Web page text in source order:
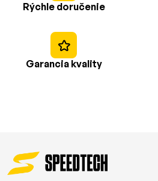
Rýchle doručenie
Garancia kvality